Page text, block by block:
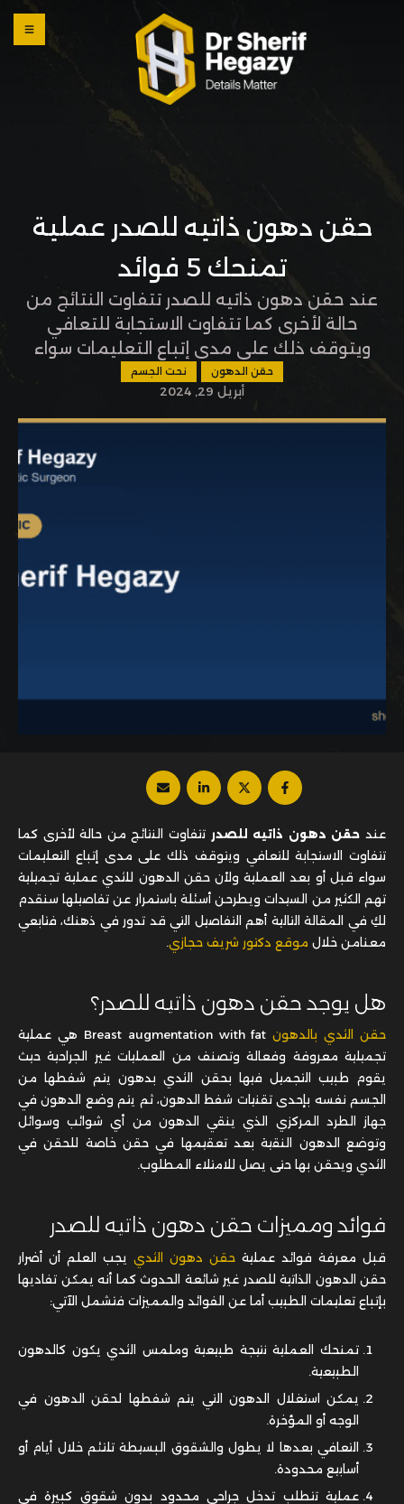
حقن دهون ذاتيه للصدر عملية
تمنحك 5 فوائد
عند حقن دهون ذاتيه للصدر تتفاوت النتائج من
حالة لأخرى كما تتفاوت الاستجابة للتعافي
ويتوقف ذلك على مدى إتباع التعليمات سواء
قبل أو بعد العملية ولأن حقن الدهون للثدي
عملية تجميلية تهم الكثير من السيدات ويطرحن
أسئلة باستمرار عن تفاصيلها سنقدم لكِ في
المقالة التالية أهم التفاصيل التي قد تدور في
ذهنك، فتابعي معنامن خلال …
حقن الدهون نحت الجسم
أبريل 29, 2024
عند حقن دهون ذاتيه للصدر تتفاوت النتائج من حالة لأخرى كما
تتفاوت الاستجابة للتعافي ويتوقف ذلك على مدى إتباع التعليمات
سواء قبل أو بعد العملية ولأن حقن الدهون للثدي عملية تجميلية
تهم الكثير من السيدات ويطرحن أسئلة باستمرار عن تفاصيلها سنقدم
لكِ في المقالة التالية أهم التفاصيل التي قد تدور في ذهنك، فتابعي
معنامن خلال موقع دكتور شريف حجازي
هل يوجد حقن دهون ذاتيه للصدر؟
حقن الثدي بالدهون
Breast augmentation with fat هي عملية
تجميلية معروفة وفعالة وتصنف من العمليات غير الجراحية حيث
يقوم طبيب التجميل فيها بحقن الثدي بدهون يتم شفطها من
الجسم نفسه بإحدى تقنيات شفط الدهون، ثم يتم وضع الدهون في
جهاز الطرد المركزي الذي ينقي الدهون من أي شوائب وسوائل
وتوضع الدهون النقية بعد تعقيمها في حقن خاصة للحقن في
الثدي ويحقن بها حتى يصل للامتلاء المطلوب.
فوائد ومميزات حقن دهون ذاتيه للصدر
قبل معرفة فوائد عملية حقن دهون الثدي يجب العلم أن أضرار
حقن الدهون الذاتية للصدر غير شائعة الحدوث كما أنه يمكن تفاديها
بإتباع تعليمات الطبيب أما عن الفوائد والمميزات فتشمل الآتي:
تمنحك العملية نتيجة طبيعية وملمس الثدي يكون كالدهون
الطبيعية.
يمكن استغلال الدهون التي يتم شفطها لحقن الدهون في
الوجه أو المؤخرة.
التعافي بعدها لا يطول والشقوق البسيطة تلتئم خلال أيام أو
أسابيع محدودة.
عملية تتطلب تدخل جراحي محدود بدون شقوق كبيرة في